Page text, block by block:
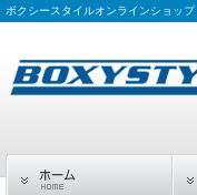
ボクシースタイルオンラインショップ